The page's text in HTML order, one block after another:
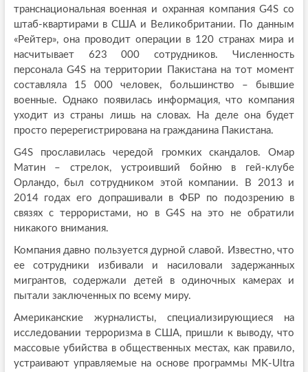
транснациональная военная и охранная компания G4S со
штаб-квартирами в США и Великобритании. По данным
«Рейтер», она проводит операции в 120 странах мира и
насчитывает 623 000 сотрудников. Численность
персонала G4S на территории Пакистана на тот момент
составляла 15 000 человек, большинство – бывшие
военные. Однако появилась информация, что компания
уходит из страны лишь на словах. На деле она будет
просто перерегистрирована на гражданина Пакистана.
G4S прославилась чередой громких скандалов. Омар
Матин – стрелок, устроивший бойню в гей-клубе
Орландо, был сотрудником этой компании. В 2013 и
2014 годах его допрашивали в ФБР по подозрению в
связях с террористами, но в G4S на это не обратили
никакого внимания.
Компания давно пользуется дурной славой. Известно, что
ее сотрудники избивали и насиловали задержанных
мигрантов, содержали детей в одиночных камерах и
пытали заключенных по всему миру.
Американские журналисты, специализирующиеся на
исследовании терроризма в США, пришли к выводу, что
массовые убийства в общественных местах, как правило,
устраивают управляемые на основе программы MK-Ultra